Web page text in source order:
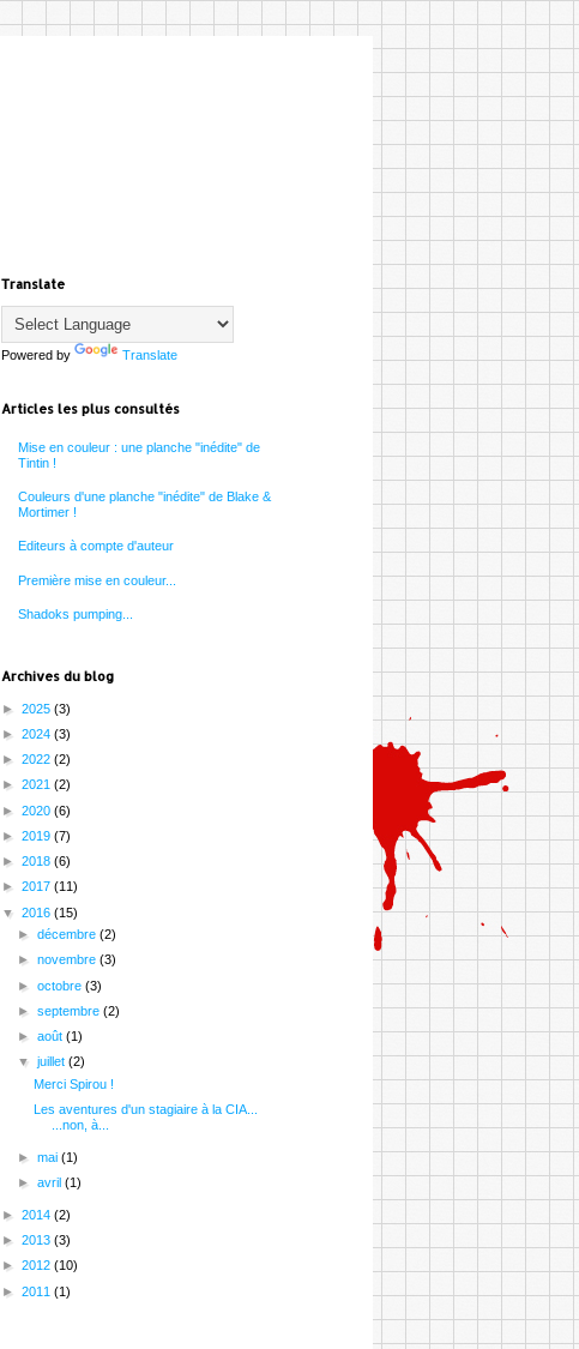
Translate
Powered by Translate
Articles les plus consultés
Mise en couleur : une planche "inédite" de
Tintin !
Couleurs d'une planche "inédite" de Blake &
Mortimer !
Editeurs à compte d'auteur
Première mise en couleur...
Shadoks pumping...
Archives du blog
► 2025 (3)
► 2024 (3)
► 2022 (2)
► 2021 (2)
► 2020 (6)
► 2019 (7)
► 2018 (6)
► 2017 (11)
▼ 2016 (15)
►décembre(2)
►novembre(3)
►octobre(3)
►septembre(2)
►août(1)
▼juillet(2)
Merci Spirou !
Les aventures d'un stagiaire à la CIA...
...non, à...
►mai(1)
►avril(1)
► 2014 (2)
► 2013 (3)
► 2012 (10)
► 2011 (1)